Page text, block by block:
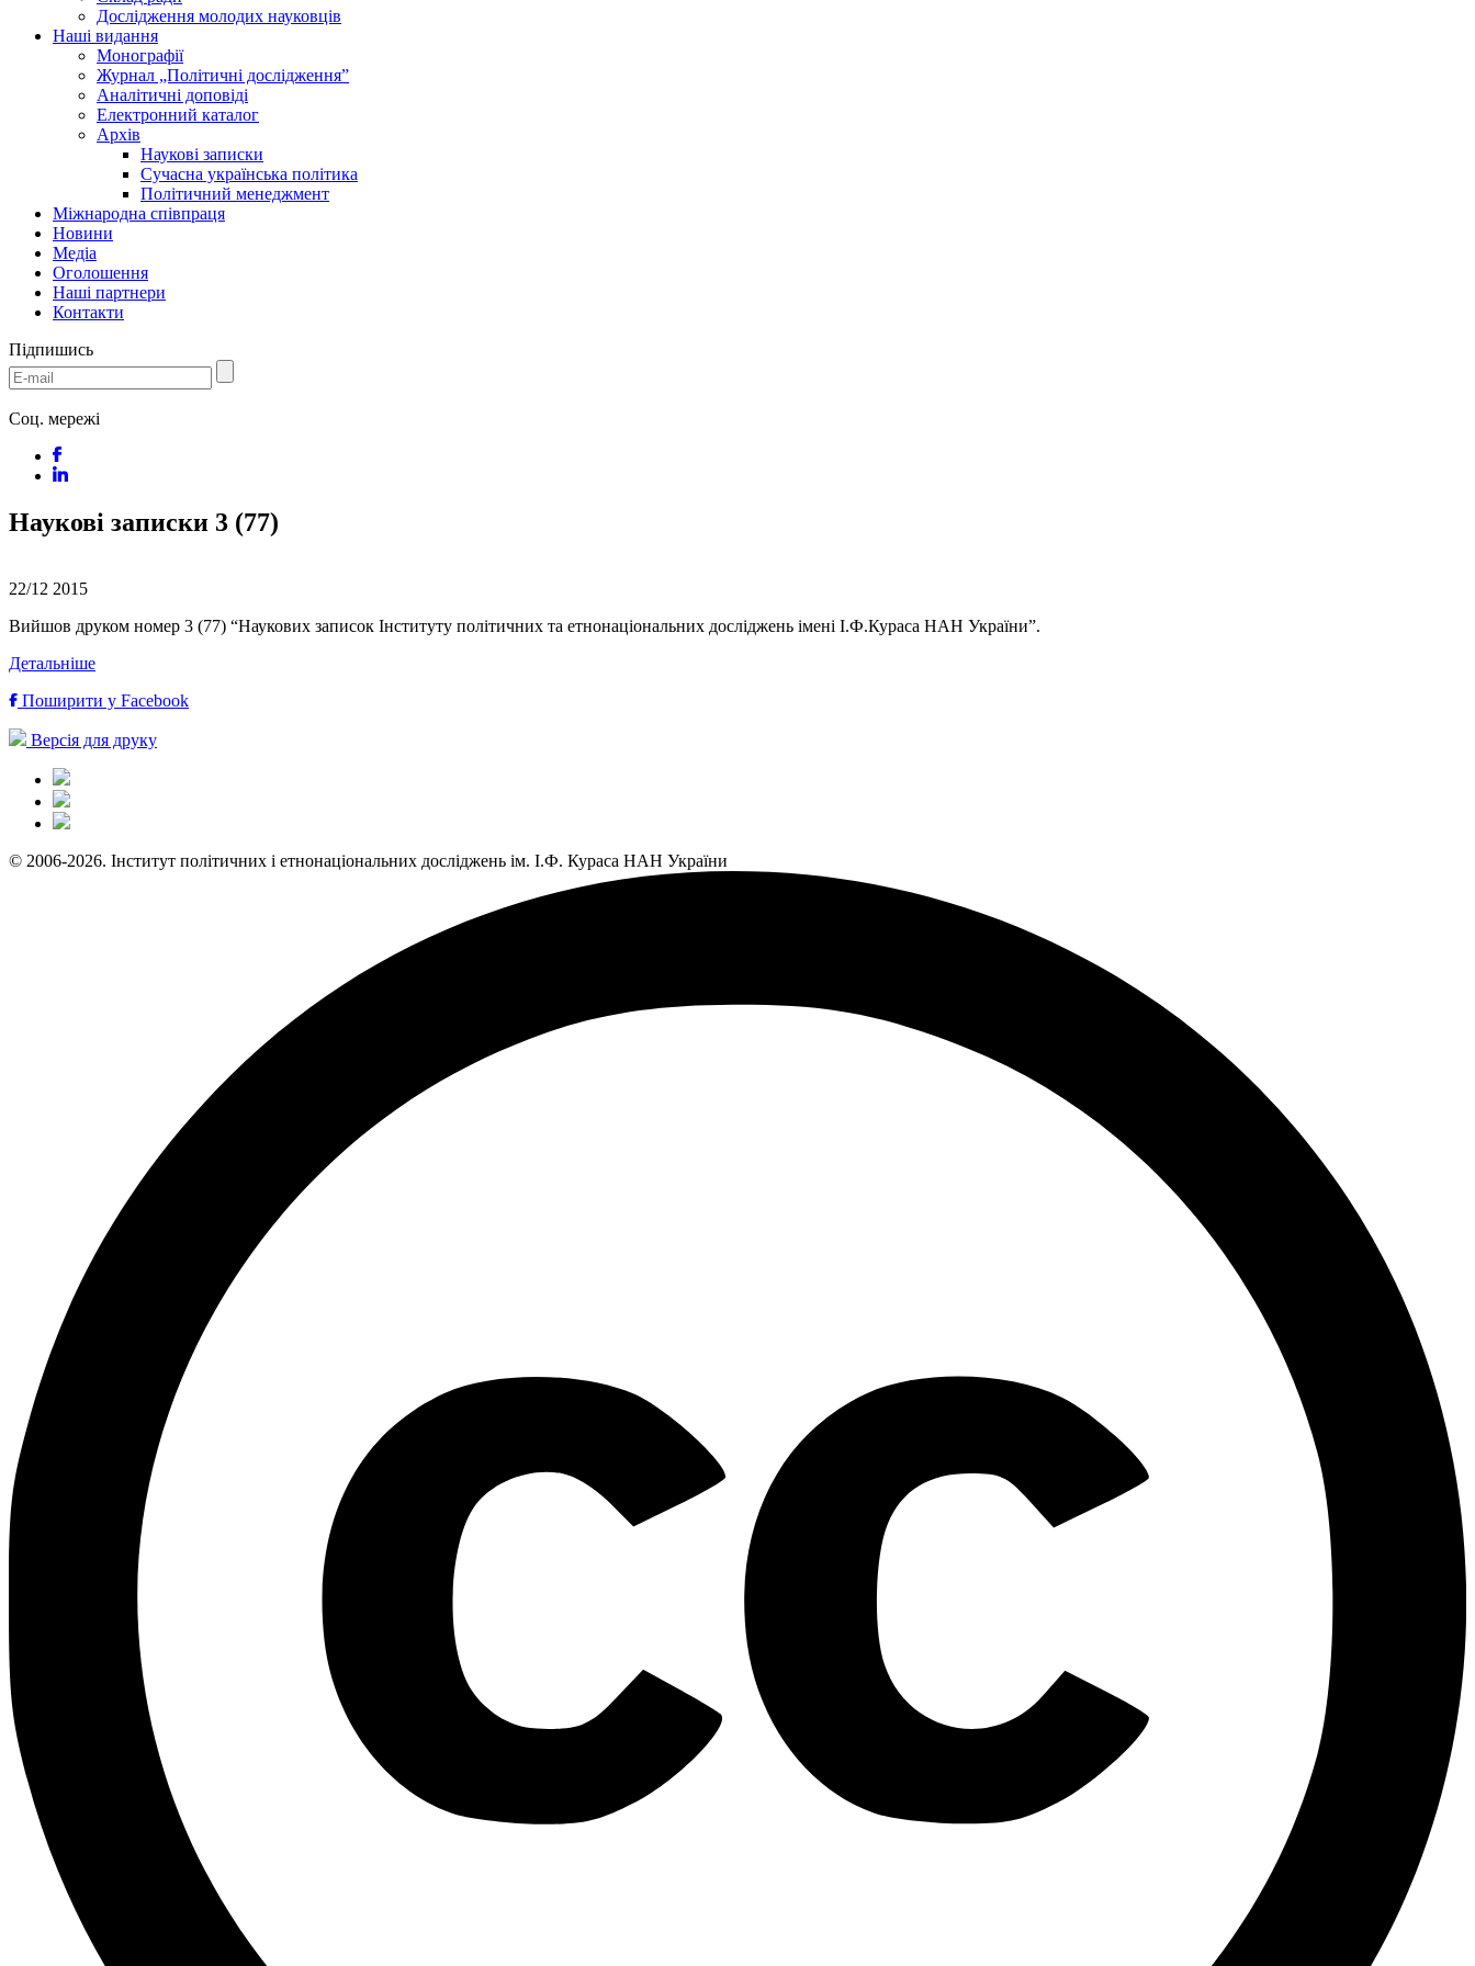
Дослідження молодих науковців
Наші видання
Монографії
Журнал „Політичні дослідження”
Аналітичні доповіді
Електронний каталог
Архів
Наукові записки
Сучасна українська політика
Політичний менеджмент
Міжнародна співпраця
Новини
Медіa
Оголошення
Наші партнери
Контакти
Підпишись
Соц. мережі
Наукові записки 3 (77)
22/12 2015
Вийшов друком номер 3 (77) “Наукових записок Інституту політичних та етнонаціональних досліджень імені І.Ф.Кураса НАН України”.
Детальніше
Поширити у Facebook
Версія для друку
© 2006-2026. Інститут політичних і етнонаціональних досліджень ім. І.Ф. Кураса НАН України